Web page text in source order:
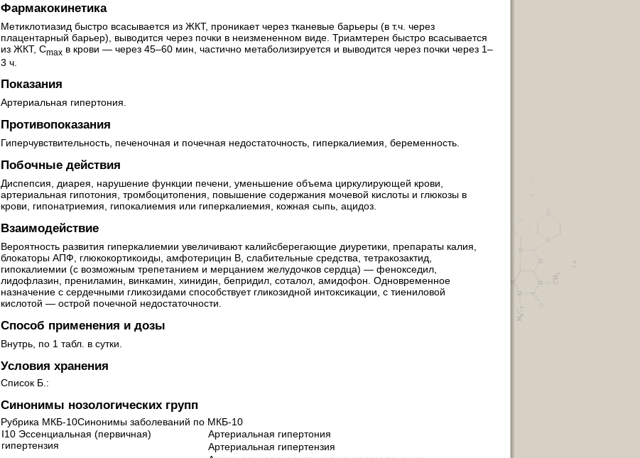
Фармакокинетика
Метиклотиазид быстро всасывается из ЖКТ, проникает через тканевые барьеры (в т.ч. через
плацентарный барьер), выводится через почки в неизмененном виде. Триамтерен быстро всасывается
из ЖКТ, Cmax в крови — через 45–60 мин, частично метаболизируется и выводится через почки через 1–
3 ч.
Показания
Артериальная гипертония.
Противопоказания
Гиперчувствительность, печеночная и почечная недостаточность, гиперкалиемия, беременность.
Побочные действия
Диспепсия, диарея, нарушение функции печени, уменьшение объема циркулирующей крови,
артериальная гипотония, тромбоцитопения, повышение содержания мочевой кислоты и глюкозы в
крови, гипонатриемия, гипокалиемия или гиперкалиемия, кожная сыпь, ацидоз.
Взаимодействие
Вероятность развития гиперкалиемии увеличивают калийсберегающие диуретики, препараты калия,
блокаторы АПФ, глюкокортикоиды, амфотерицин B, слабительные средства, тетракозактид,
гипокалиемии (с возможным трепетанием и мерцанием желудочков сердца) — фенокседил,
лидофлазин, прениламин, винкамин, хинидин, бепридил, соталол, амидофон. Одновременное
назначение с сердечными гликозидами способствует гликозидной интоксикации, с тиениловой
кислотой — острой почечной недостаточности.
Способ применения и дозы
Внутрь, по 1 табл. в сутки.
Условия хранения
Список Б.:
Синонимы нозологических групп
Рубрика МКБ-10Синонимы заболеваний по МКБ-10
I10 Эссенциальная (первичная)
гипертензия
Артериальная гипертония
Артериальная гипертензия